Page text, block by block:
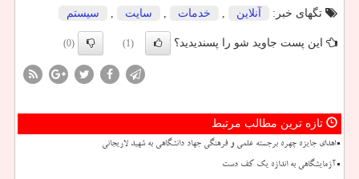
تگهای خبر:
آنلاین , خدمات , سایت , سیستم
این پست جاوید شو را پسندیدید؟ (1)
(0)
تازه ترین مطالب مرتبط
اهدای جایزه چهره برجسته علمی و فرهنگی جهاد دانشگاهی به شهید لاریجانی
آزمایشگاهی به اندازه یک کف دست